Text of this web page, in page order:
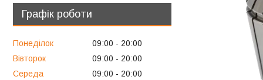
Графік роботи
Понеділок 09:00
20:00
Вівторок
09:00
20:00
Середа
09:00
20:00